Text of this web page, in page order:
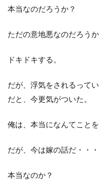
本当なのだろうか？
ただの意地悪なのだろうか
ドキドキする。
だが、浮気をされるって
だと、今更気がついた。
俺は、本当になんてこと
だが、今は嫁の話だ・・・
本当なのか？